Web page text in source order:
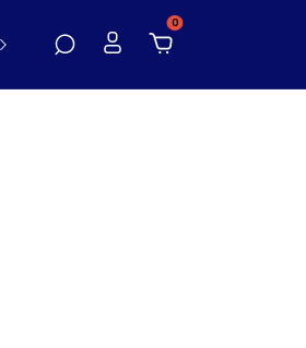
Contato Blog
0